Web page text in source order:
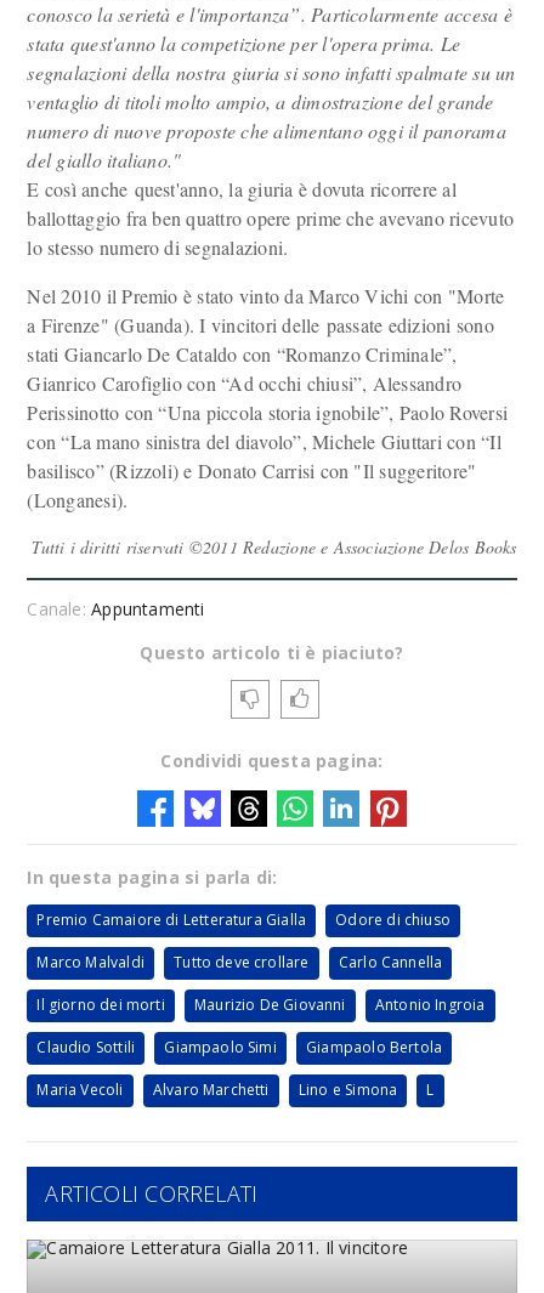
conosco la serietà e l'importanza”. Particolarmente accesa è
stata quest'anno la competizione per l'opera prima. Le
segnalazioni della nostra giuria si sono infatti spalmate su un
ventaglio di titoli molto ampio, a dimostrazione del grande
numero di nuove proposte che alimentano oggi il panorama
del giallo italiano."
E così anche quest'anno, la giuria è dovuta ricorrere al
ballottaggio fra ben quattro opere prime che avevano ricevuto
lo stesso numero di segnalazioni.
Nel 2010 il Premio è stato vinto da Marco Vichi con "Morte
a Firenze" (Guanda). I vincitori delle passate edizioni sono
stati Giancarlo De Cataldo con “Romanzo Criminale”,
Gianrico Carofiglio con “Ad occhi chiusi”, Alessandro
Perissinotto con “Una piccola storia ignobile”, Paolo Roversi
con “La mano sinistra del diavolo”, Michele Giuttari con “Il
basilisco” (Rizzoli) e Donato Carrisi con "Il suggeritore"
(Longanesi).
Tutti i diritti riservati ©2011 Redazione e Associazione Delos Books
Canale:Appuntamenti
Questo articolo ti è piaciuto?
Condividi questa pagina:
In questa pagina si parla di:
Premio Camaiore di Letteratura Gialla Odore di chiuso
Marco Malvaldi Tutto deve crollare Carlo Cannella
Il giorno dei morti Maurizio De Giovanni Antonio Ingroia
Claudio Sottili Giampaolo Simi Giampaolo Bertola
Maria Vecoli Alvaro Marchetti Lino e Simona L
ARTICOLI CORRELATI